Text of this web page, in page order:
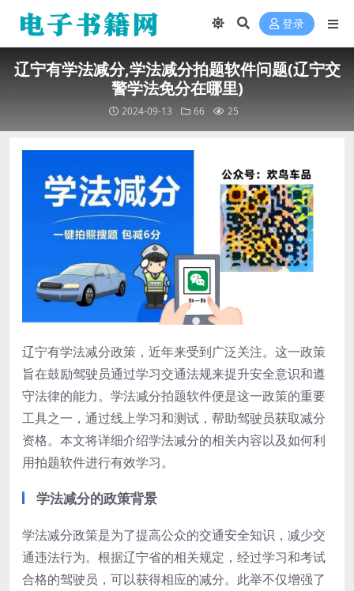
登录
辽宁有学法减分,学法减分拍题软件问题(辽宁交
警学法免分在哪里)
2024-09-13 66 25
辽宁有学法减分政策，近年来受到广泛关注。这一政策
旨在鼓励驾驶员通过学习交通法规来提升安全意识和遵
守法律的能力。学法减分拍题软件便是这一政策的重要
工具之一，通过线上学习和测试，帮助驾驶员获取减分
资格。本文将详细介绍学法减分的相关内容以及如何利
用拍题软件进行有效学习。
学法减分的政策背景
学法减分政策是为了提高公众的交通安全知识，减少交
通违法行为。根据辽宁省的相关规定，经过学习和考试
合格的驾驶员，可以获得相应的减分。此举不仅增强了